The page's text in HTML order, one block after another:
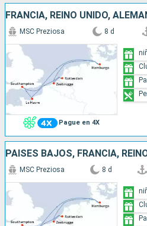
Pague en 4X
MSC Preziosa 8 d
MSC Preziosa 8 d